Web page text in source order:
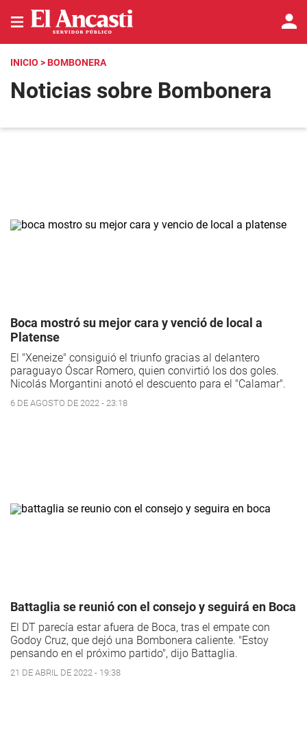
INICIO > BOMBONERA
Noticias sobre Bombonera
Boca mostró su mejor cara y venció de local a
Platense
El "Xeneize" consiguió el triunfo gracias al delantero
paraguayo Óscar Romero, quien convirtió los dos goles.
Nicolás Morgantini anotó el descuento para el "Calamar".
6 DE AGOSTO DE 2022 - 23:18
Battaglia se reunió con el consejo y seguirá en Boca
El DT parecía estar afuera de Boca, tras el empate con
Godoy Cruz, que dejó una Bombonera caliente. "Estoy
pensando en el próximo partido", dijo Battaglia.
21 DE ABRIL DE 2022 - 19:38